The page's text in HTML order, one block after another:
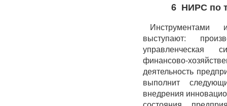
6 НИРС по
Инструментами
выступают:
управленческая
финансово-
деятельность
выполнит
внедрения